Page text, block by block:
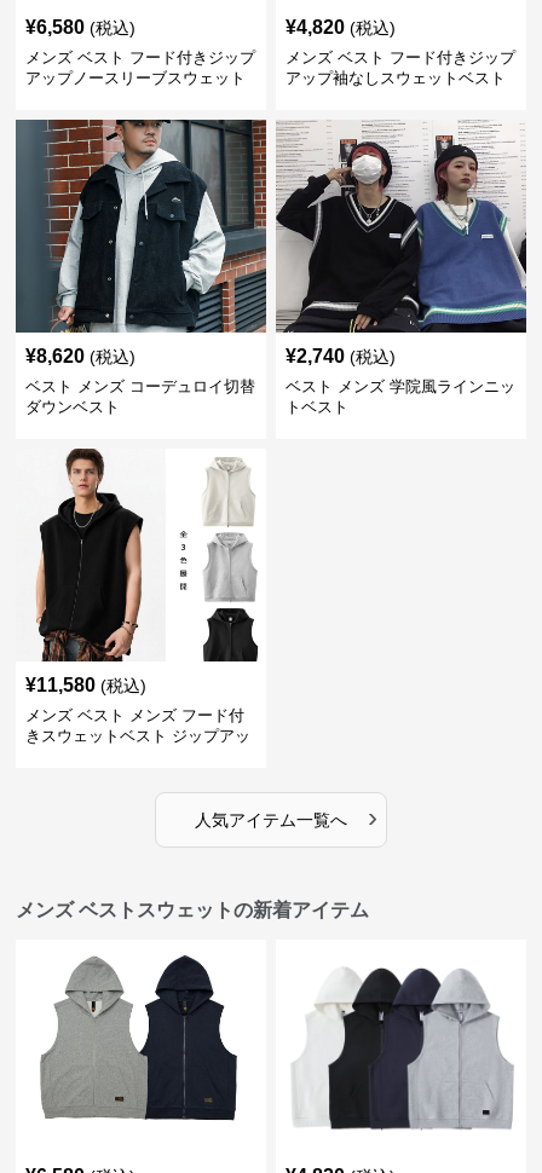
¥6,580 (税込)
メンズ ベスト フード付きジップ
アップノースリーブスウェット
¥4,820 (税込)
メンズ ベスト フード付きジップ
アップ袖なしスウェットベスト
¥8,620 (税込)
ベスト メンズ コーデュロイ切替
ダウンベスト
¥2,740 (税込)
ベスト メンズ 学院風ラインニッ
トベスト
¥11,580 (税込)
メンズ ベスト メンズ フード付
きスウェットベスト ジップアッ
人気アイテム一覧へ ›
メンズ ベストスウェットの新着アイテム